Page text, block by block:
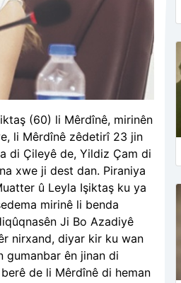
(60) li Mêrdînê, mirinên
li Mêrdînê zêdetirî 23 jin
di Çileyê de, Yildiz Çam di
xwe ji dest dan. Piraniya
û Leyla Işiktaş ku ya
mirinê li benda
Ji Bo Azadiyê
nirxand, diyar kir ku wan
gumanbar ên jinan di
de li Mêrdînê di heman